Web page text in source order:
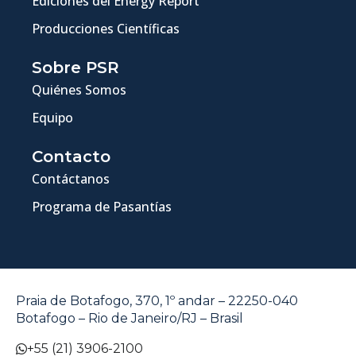
Producciones Científicas
Sobre PSR
Quiénes Somos
Equipo
Contacto
Contáctanos
Programa de Pasantías
Praia de Botafogo, 370, 1º andar – 22250-040
Botafogo – Rio de Janeiro/RJ – Brasil
+55 (21) 3906-2100